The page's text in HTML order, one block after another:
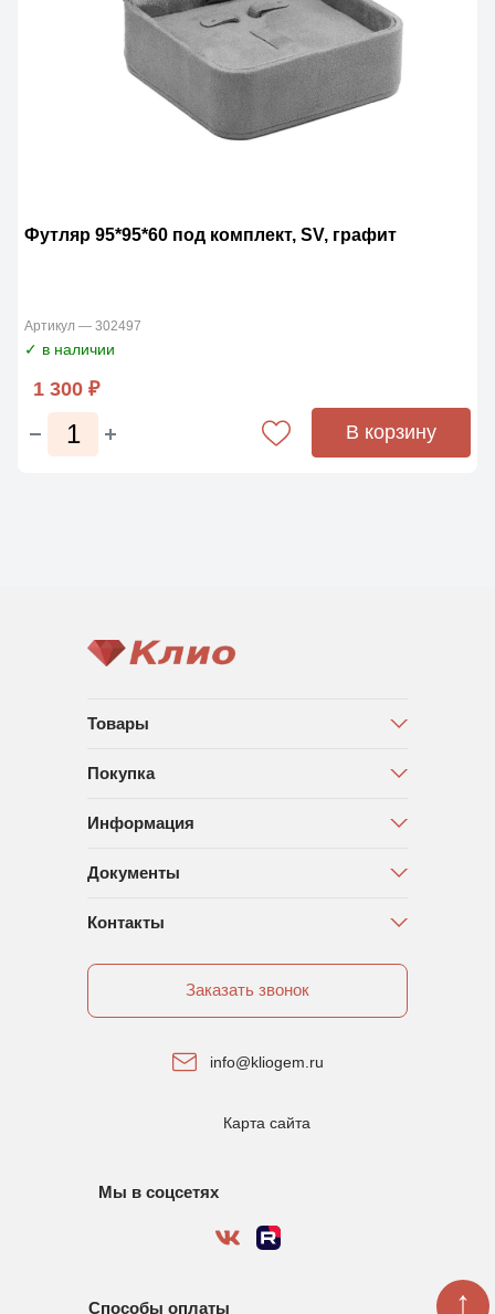
Футляр 95*95*60 под комплект, SV, графит
Артикул — 302497
✓ в наличии
1 300 ₽
В корзину
Товары
Покупка
Информация
Документы
Контакты
Заказать звонок
info@kliogem.ru
Карта сайта
Мы в соцсетях
Способы оплаты ↑